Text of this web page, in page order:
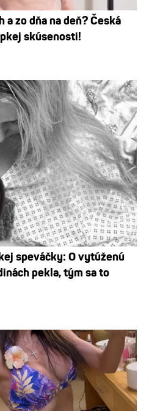
a zo dňa na deň? Česká
skúsenosti!
speváčky: O vytúženú
pekla, tým sa to